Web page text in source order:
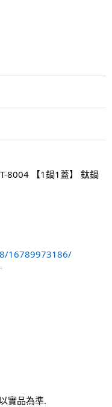
T-8004 【1鍋1蓋】 鈦鍋
16789973186/
實品為準.